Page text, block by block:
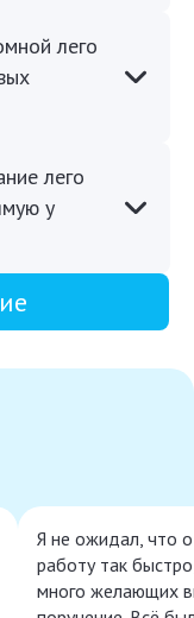
лего
лего
у
Я не ожидал, что
работу так
много желающих